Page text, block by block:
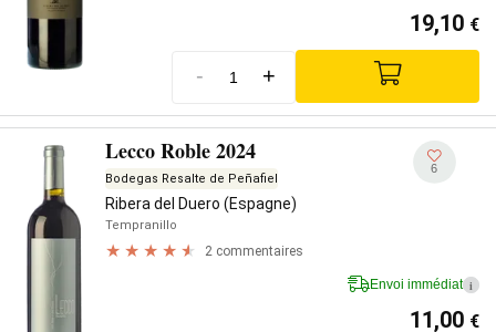
19,10 €
- +
Lecco Roble 2024
Bodegas Resalte de Peñafiel
Ribera del Duero (Espagne)
Tempranillo
2 commentaires
6
Envoi immédiat i
11,00 €